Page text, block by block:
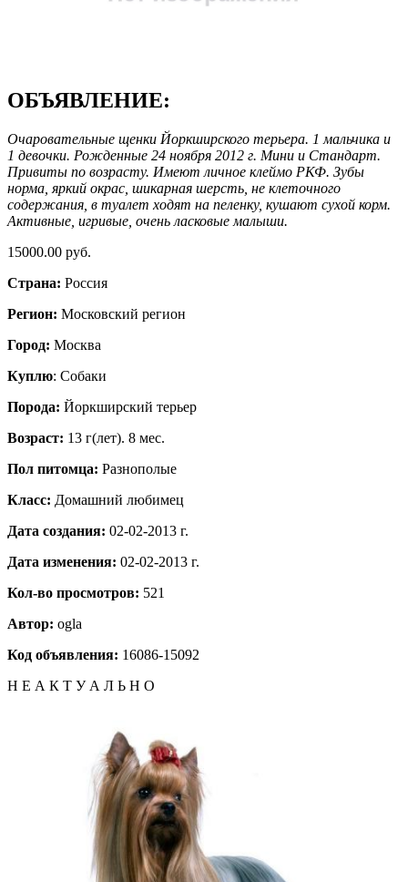
ОБЪЯВЛЕНИЕ:
Очаровательные щенки Йоркширского терьера. 1 мальчика и
1 девочки. Рожденные 24 ноября 2012 г. Мини и Стандарт.
Привиты по возрасту. Имеют личное клеймо РКФ. Зубы
норма, яркий окрас, шикарная шерсть, не клеточного
содержания, в туалет ходят на пеленку, кушают сухой корм.
Активные, игривые, очень ласковые малыши.
15000.00 руб.
Страна: Россия
Регион: Московский регион
Город: Москва
Куплю: Собаки
Порода: Йоркширский терьер
Возраст: 13 г(лет). 8 мес.
Пол питомца: Разнополые
Класс: Домашний любимец
Дата создания: 02-02-2013 г.
Дата изменения: 02-02-2013 г.
Кол-во просмотров: 521
Автор: ogla
Код объявления: 16086-15092
Н Е А К Т У А Л Ь Н О